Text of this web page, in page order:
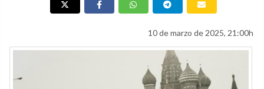
10 de marzo de 2025, 21:00h